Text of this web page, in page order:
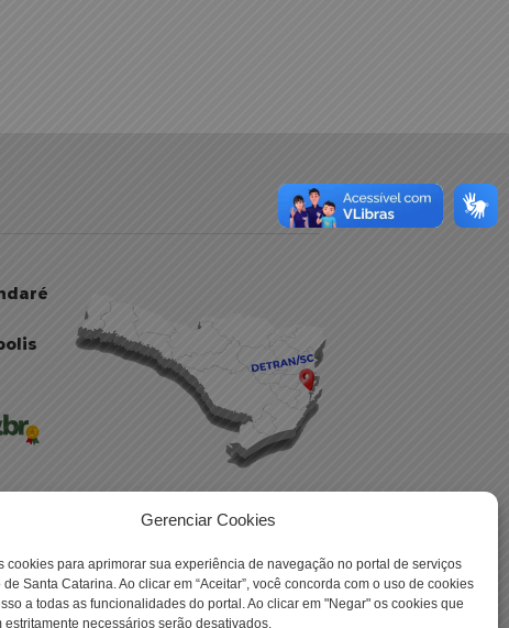
Gerenciar Cookies
cookies para aprimorar sua experiência de navegação no portal de serviços
Santa Catarina. Ao clicar em “Aceitar”, você concorda com o uso de cookies
a todas as funcionalidades do portal. Ao clicar em "Negar" os cookies que
estritamente necessários serão desativados.
-